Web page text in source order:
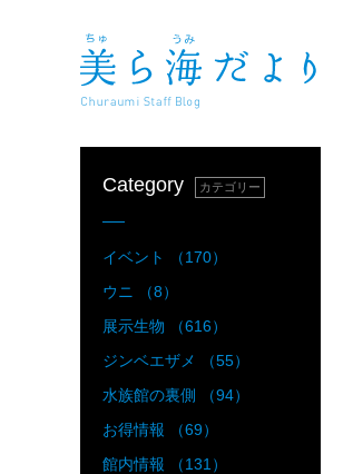
Category カテゴリー
イベント （170）
ウニ （8）
展示生物 （616）
ジンベエザメ （55）
水族館の裏側 （94）
お得情報 （69）
館内情報 （131）